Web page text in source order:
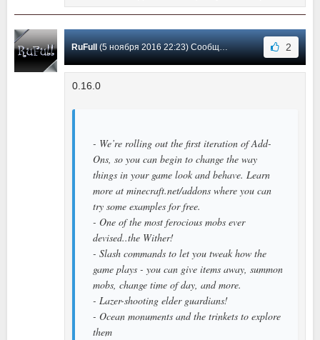
RuFull (5 ноября 2016 22:23) Сообщение #52 2
0.16.0
- We’re rolling out the first iteration of Add-
Ons, so you can begin to change the way
things in your game look and behave. Learn
more at minecraft.net/addons where you can
try some examples for free.
- One of the most ferocious mobs ever
devised..the Wither!
- Slash commands to let you tweak how the
game plays - you can give items away, summon
mobs, change time of day, and more.
- Lazer-shooting elder guardians!
- Ocean monuments and the trinkets to explore
them